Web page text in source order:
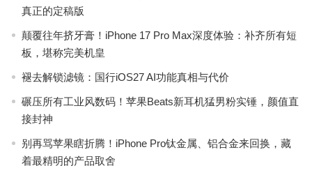
真正的定稿版
颠覆往年挤牙膏！iPhone 17 Pro Max深度体验：补齐所有短
板，堪称完美机皇
褪去解锁滤镜：国行iOS27 AI功能真相与代价
碾压所有工业风数码！苹果Beats新耳机猛男粉实锤，颜值直
接封神
别再骂苹果瞎折腾！iPhone Pro钛金属、铝合金来回换，藏
着最精明的产品取舍